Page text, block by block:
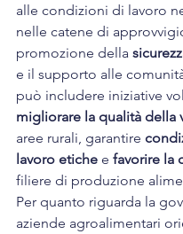
alle condizioni di lavoro
nelle catene di
promozione della
e il supporto alle
può includere iniziative
migliorare la qualità della
aree rurali, garantire
lavoro etiche e favorire la
filiere di produzione
Per quanto riguarda la
aziende agroalimentari